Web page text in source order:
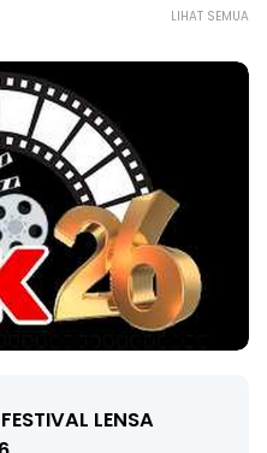
LIHAT SEMUA